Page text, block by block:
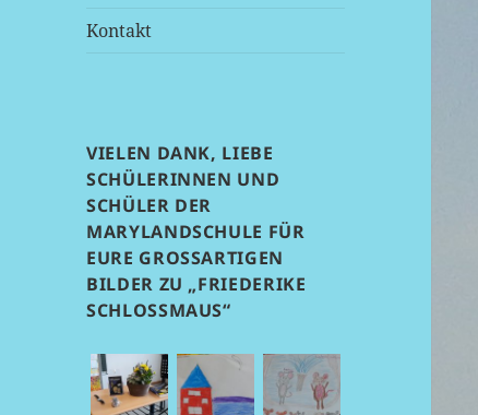
Kontakt
VIELEN DANK, LIEBE
SCHÜLERINNEN UND
SCHÜLER DER
MARYLANDSCHULE FÜR
EURE GROSSARTIGEN B
ILDER ZU „FRIEDERIKE S
CHLOSSMAUS“